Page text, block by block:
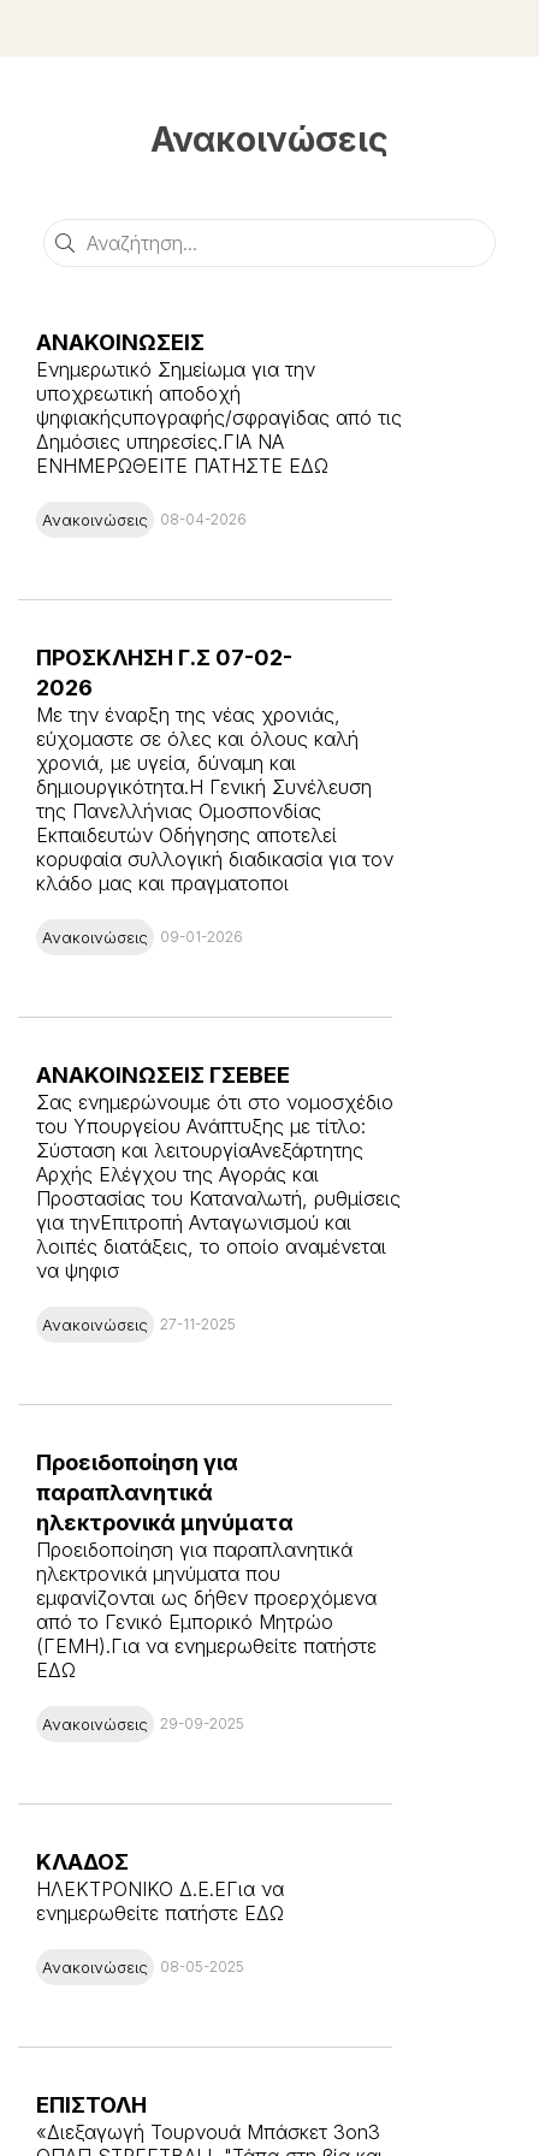
Ανακοινώσεις
Αναζήτηση
ΑΝΑΚΟΙΝΩΣΕΙΣ
Ενημερωτικό Σημείωμα για την
υποχρεωτική αποδοχή
ψηφιακήςυπογραφής/σφραγίδας από τις
Δημόσιες υπηρεσίες.ΓΙΑ ΝΑ
ΕΝΗΜΕΡΩΘΕΙΤΕ ΠΑΤΗΣΤΕ ΕΔΩ
Ανακοινώσεις 08-04-2026
ΠΡΟΣΚΛΗΣΗ Γ.Σ 07-02-
2026
Με την έναρξη της νέας χρονιάς,
εύχομαστε σε όλες και όλους καλή
χρονιά, με υγεία, δύναμη και
δημιουργικότητα.Η Γενική Συνέλευση
της Πανελλήνιας Ομοσπονδίας
Εκπαιδευτών Οδήγησης αποτελεί
κορυφαία συλλογική διαδικασία για τον
κλάδο μας και πραγματοποι
Ανακοινώσεις 09-01-2026
ΑΝΑΚΟΙΝΩΣΕΙΣ ΓΣΕΒΕΕ
Σας ενημερώνουμε ότι στο νομοσχέδιο
του Υπουργείου Ανάπτυξης με τίτλο:
Σύσταση και λειτουργίαΑνεξάρτητης
Αρχής Ελέγχου της Αγοράς και
Προστασίας του Καταναλωτή, ρυθμίσεις
για τηνΕπιτροπή Ανταγωνισμού και
λοιπές διατάξεις, το οποίο αναμένεται
να ψηφισ
Ανακοινώσεις 27-11-2025
Προειδοποίηση για
παραπλανητικά
ηλεκτρονικά μηνύματα
Προειδοποίηση για παραπλανητικά
ηλεκτρονικά μηνύματα που
εμφανίζονται ως δήθεν προερχόμενα
από το Γενικό Εμπορικό Μητρώο
(ΓΕΜΗ).Για να ενημερωθείτε πατήστε
ΕΔΩ
Ανακοινώσεις 29-09-2025
ΚΛΑΔΟΣ
ΗΛΕΚΤΡΟΝΙΚΟ Δ.Ε.ΕΓια να
ενημερωθείτε πατήστε ΕΔΩ
Ανακοινώσεις 08-05-2025
ΕΠΙΣΤΟΛΗ
«Διεξαγωγή Τουρνουά Μπάσκετ 3on3